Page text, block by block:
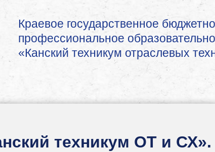
Краевое государственное
профессиональное
«Канский техникум отраслевых
техникум ОТ и СХ».